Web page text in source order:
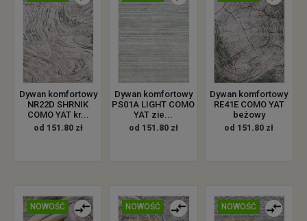
Dywan komfortowy
NR22D SHRNIK
COMO YAT kr...
od 151.80 zł
Dywan komfortowy
PS01A LIGHT COMO
YAT zie...
od 151.80 zł
Dywan komfortowy
RE41E COMO YAT
beżowy
od 151.80 zł
NOWOŚĆ NOWOŚĆ NOWOŚĆ